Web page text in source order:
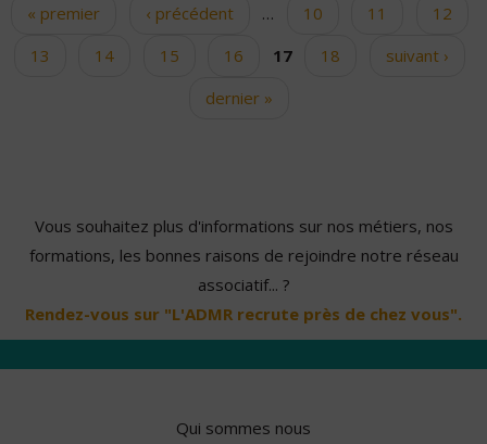
Pages
« premier ‹ précédent … 10 11
12
13
14 15 16 17 18
suivant ›
dernier »
Vous souhaitez plus d'informations sur nos métiers, nos
formations, les bonnes raisons de rejoindre notre réseau
associatif... ?
Rendez-vous sur "L'ADMR recrute près de chez vous".
Qui sommes nous